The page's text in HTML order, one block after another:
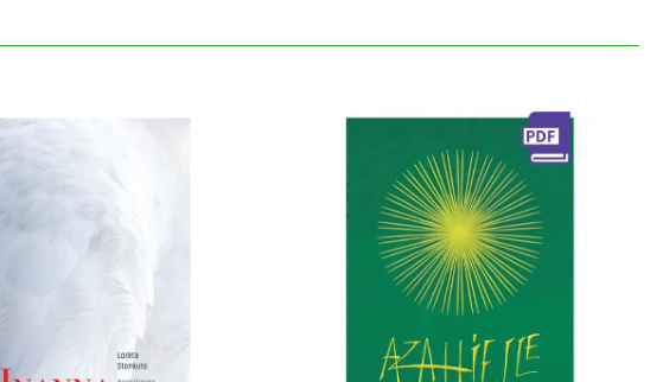
šiuolaikiškesnė tema būtų paklausesnė?
į ekranizaciją...
internetinio puslapio. Gal toks slaptumas yra reklaminis